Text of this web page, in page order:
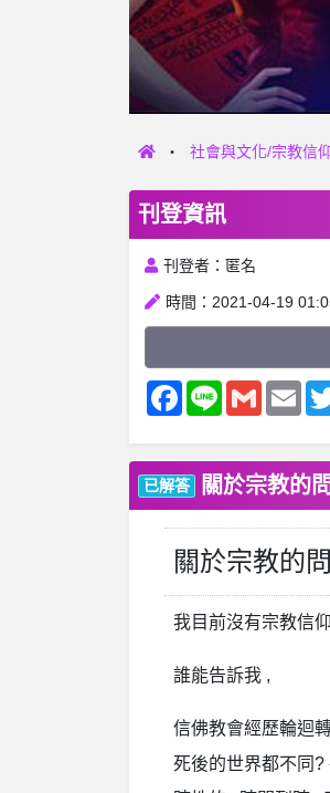
社會與文化/宗教信
刊登資訊
刊登者：匿名
時間：2021-04-19
Facebook
Line Gmail
已解答 關於宗教的
關於宗教的
我目前沒有宗教信
誰能告訴我 ,
信佛教會經歷輪迴
死後的世界都不同?